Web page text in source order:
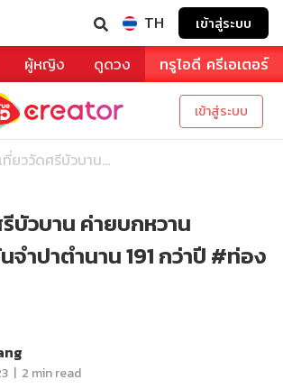
TH เข้าสู่ระบบ
ผู้หญิง ดูดวง ทรูไอดี ครีเอเตอร์
เข้าสู่ระบบ
ที่ยววัดศรีบัวบาน...
บัวบาน ค่ายบกหวาน
จำปาตำนาน 191 กว่าปี #ท่อง
| 2 min read